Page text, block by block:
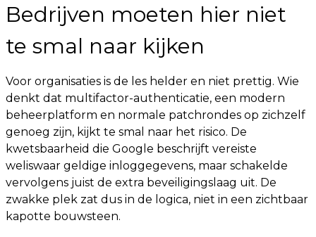
Bedrijven moeten hier niet
te smal naar kijken
Voor organisaties is de les helder en niet prettig. Wie
denkt dat multifactor-authenticatie, een modern
beheerplatform en normale patchrondes op zichzelf
genoeg zijn, kijkt te smal naar het risico. De
kwetsbaarheid die Google beschrijft vereiste
weliswaar geldige inloggegevens, maar schakelde
vervolgens juist de extra beveiligingslaag uit. De
zwakke plek zat dus in de logica, niet in een zichtbaar
kapotte bouwsteen.